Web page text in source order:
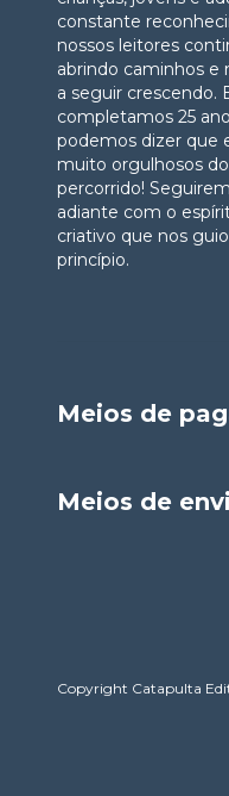
constante
nossos leitores
abrindo caminhos e
a seguir crescendo.
completamos 25
podemos dizer que
muito orgulhosos
percorrido!
adiante com o
criativo que nos
princípio.
Meios de
Meios de
Copyright Catapulta